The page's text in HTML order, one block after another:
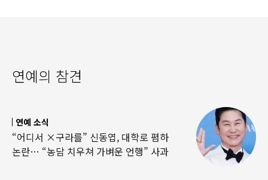
연예의 참견
연예 소식
“어디서 ×구라를” 신동엽, 대학로 폄하
논란… “농담 치우쳐 가벼운 언행” 사과